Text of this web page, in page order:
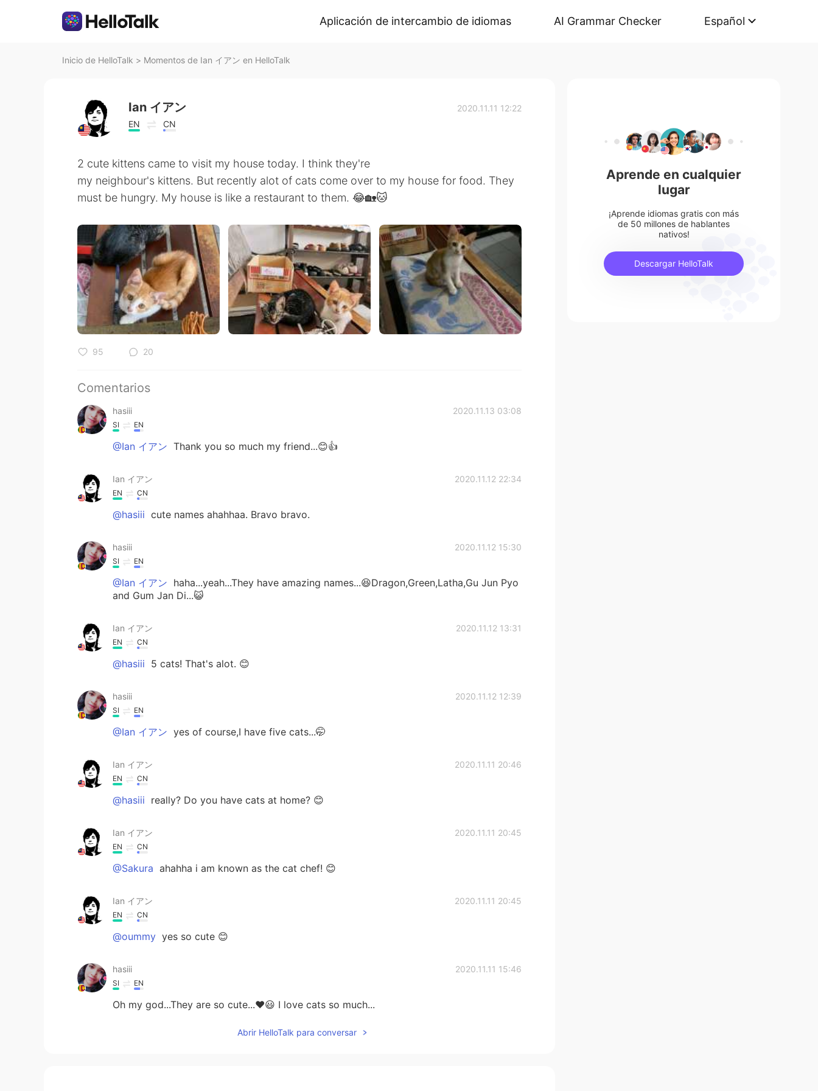
Aplicación de intercambio de idiomas AI Grammar Checker Español
Inicio de HelloTalk > Momentos de Ian イアン en HelloTalk
Ian イアン
EN CN
2020.11.11 12:22
2 cute kittens came to visit my house today. I think they're
my neighbour's kittens. But recently alot of cats come over to my house for food. They
must be hungry. My house is like a restaurant to them. 😂🏡🐱
95 20
Comentarios
hasiii 2020.11.13 03:08
SI EN
@Ian イアン Thank you so much my friend...😊👍
Ian イアン 2020.11.12 22:34
EN CN
@hasiii cute names ahahhaa. Bravo bravo.
hasiii 2020.11.12 15:30
SI EN
@Ian イアン haha...yeah...They have amazing names...😆Dragon,Green,Latha,Gu Jun Pyo
and Gum Jan Di...😺
Ian イアン 2020.11.12 13:31
EN CN
@hasiii 5 cats! That's alot. 😊
hasiii 2020.11.12 12:39
SI EN
@Ian イアン yes of course,I have five cats...🤭
Ian イアン 2020.11.11 20:46
EN CN
@hasiii really? Do you have cats at home? 😊
Ian イアン 2020.11.11 20:45
EN CN
@Sakura ahahha i am known as the cat chef! 😊
Ian イアン 2020.11.11 20:45
EN CN
@oummy yes so cute 😊
hasiii 2020.11.11 15:46
SI EN
Oh my god...They are so cute...❤😃 I love cats so much...
Abrir HelloTalk para conversar
Aprende en cualquier
lugar
¡Aprende idiomas gratis con más
de 50 millones de hablantes
nativos!
Descargar HelloTalk